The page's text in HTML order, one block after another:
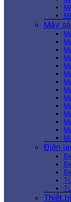
Máy
Điện
Thiết